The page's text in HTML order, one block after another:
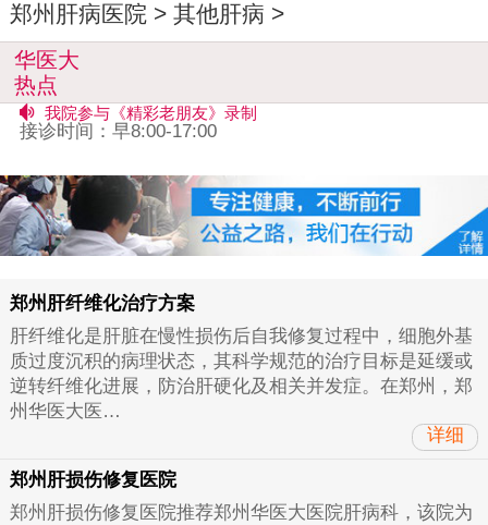
郑州肝病医院 >其他肝病 >
华医大
热点
总结大会今日在大会堂召开
接诊时间：早8:00-17:00
我院参与《精彩老朋友》录制
接诊时间：早8:00-17:00
接诊时间：早8:00-17:00
我院参与《精彩老朋友》录制
接诊时间：早8:00-17:00
郑州肝纤维化治疗方案
肝纤维化是肝脏在慢性损伤后自我修复过程中，细胞外基
质过度沉积的病理状态，其科学规范的治疗目标是延缓或
逆转纤维化进展，防治肝硬化及相关并发症。在郑州，郑
州华医大医…
详细
郑州肝损伤修复医院
郑州肝损伤修复医院推荐郑州华医大医院肝病科，该院为